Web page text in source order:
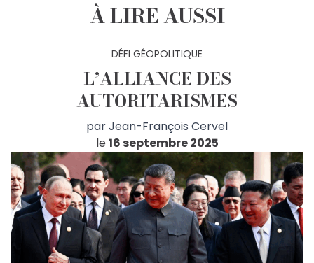
À LIRE AUSSI
DÉFI GÉOPOLITIQUE
L’ALLIANCE DES
AUTORITARISMES
parJean-François Cervel
le16 septembre 2025